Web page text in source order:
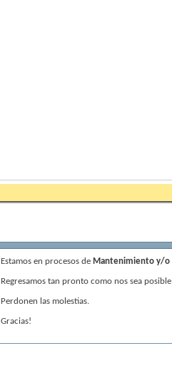
Estamos en procesos de Mantenimiento y/o
Regresamos tan pronto como nos sea
Perdonen las molestias.
Gracias!